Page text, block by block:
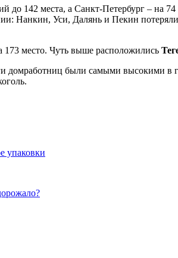
до 142 места, а Санкт-Петербург – на
Нанкин, Уси, Далянь и Пекин
173 место. Чуть выше расположились
домработниц были самыми высокими
упаковки